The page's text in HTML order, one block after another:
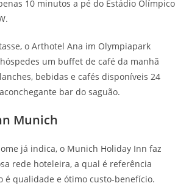
10 minutos a pé do Estádio Olímpico
o Arthotel Ana im Olympiapark
um buffet de café da manhã
bebidas e cafés disponíveis 24
bar do saguão.
Munich
já indica, o Munich Holiday Inn faz
rede hoteleira, a qual é referência
é qualidade e ótimo custo-benefício.